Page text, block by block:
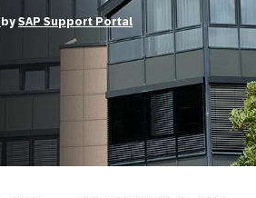
bySAP Support Portal